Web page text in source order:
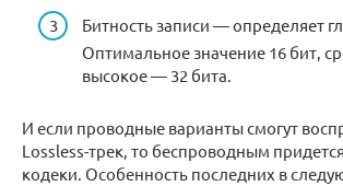
Битность записи — определяет
Оптимальное значение 16 бит,
высокое — 32 бита.
И если проводные варианты смогут
Lossless-трек, то беспроводным
кодеки. Особенность последних в